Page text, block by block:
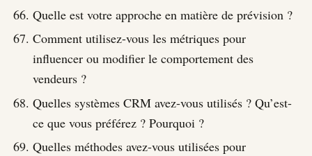
Quelle est votre approche en matière de prévision ?
Comment utilisez-vous les métriques pour
influencer ou modifier le comportement des
vendeurs ?
Quelles systèmes CRM avez-vous utilisés ? Qu’est-
ce que vous préférez ? Pourquoi ?
Quelles méthodes avez-vous utilisées pour